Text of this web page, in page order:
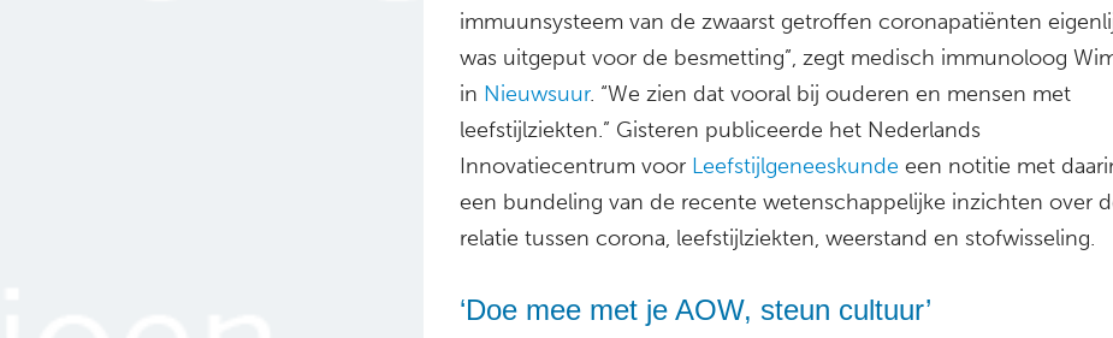
immuunsysteem van de zwaarst getroffen coronapatiënten
was uitgeput voor de besmetting”, zegt medisch immunoloog
in Nieuwsuur. “We zien dat vooral bij ouderen en mensen met
leefstijlziekten.” Gisteren publiceerde het Nederlands
Innovatiecentrum voor Leefstijlgeneeskunde een notitie met
een bundeling van de recente wetenschappelijke inzichten over
relatie tussen corona, leefstijlziekten, weerstand en stofwisseling.
‘Doe mee met je AOW, steun cultuur’